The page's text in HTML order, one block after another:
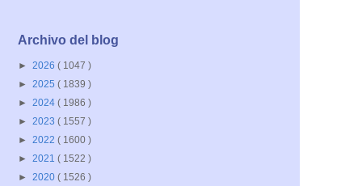
Archivo del blog
► 2026 ( 1047 )
► 2025 ( 1839 )
► 2024 ( 1986 )
► 2023 ( 1557 )
► 2022 ( 1600 )
► 2021 ( 1522 )
► 2020 ( 1526 )